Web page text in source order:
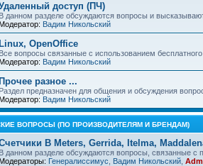
доступ (ПЧ)
В данном разделе обсуждаются вопросы и
Модератор: Вадим Никольский
Linux, OpenOffice
Все вопросы связанные с использованием
Вадим Никольский
Прочее разное ...
Раздел предназначен для общения и обсуждения
Вадим Никольский
ВОПРОСЫ (ПО ПРОИЗВОДИТЕЛЯМ И БРЕНДАМ)
B Meters, Gerrida, Itelma,
В данном разделе обсуждаются вопросы, связанные с
Модераторы: Генералиссимус Вадим Никольский